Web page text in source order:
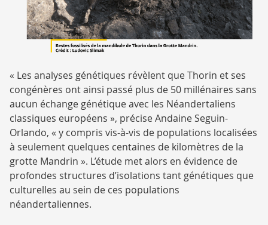
« Les analyses génétiques révèlent que Thorin et ses
congénères ont ainsi passé plus de 50 millénaires sans
aucun échange génétique avec les Néandertaliens
classiques européens », précise Andaine Seguin-
Orlando, « y compris vis-à-vis de populations localisées
à seulement quelques centaines de kilomètres de la
grotte Mandrin ». L’étude met alors en évidence de
profondes structures d’isolations tant génétiques que
culturelles au sein de ces populations
néandertaliennes.